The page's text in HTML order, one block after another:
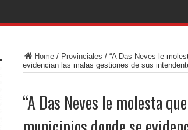
Home/ Provinciales / “A Das Neves le
evidencian las malas gestiones de sus
“A Das Neves le molesta